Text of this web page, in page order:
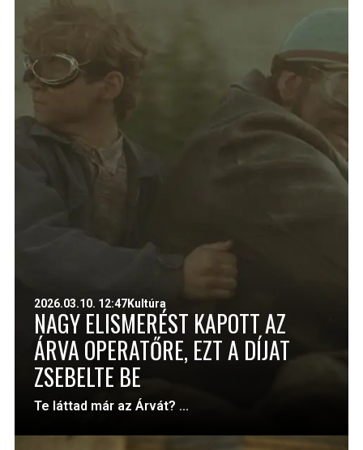
2026.03.10. 12:47Kultúra
NAGY ELISMERÉST KAPOTT AZ
ÁRVA OPERATŐRE, EZT A DÍJAT
ZSEBELTE BE
Te láttad már az Árvát? ...